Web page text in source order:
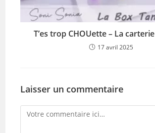
T’es trop CHOUette – La
17 avril 2025
Laisser un commentaire
Comment